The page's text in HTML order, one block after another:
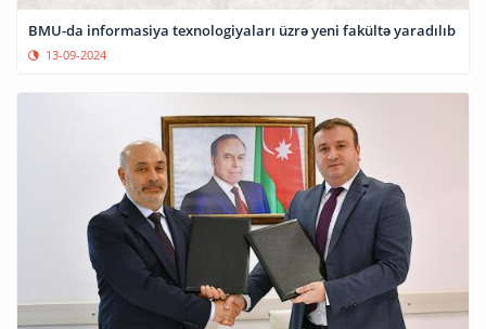
BMU-da informasiya texnologiyaları üzrə yeni fakültə yaradılıb
13-09-2024